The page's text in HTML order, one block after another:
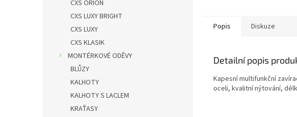
CXS ORION
CXS LUXY BRIGHT
CXS LUXY
CXS KLASIK
MONTÉRKOVÉ ODĚVY
BLŮZY
KALHOTY
KALHOTY S LACLEM
KRAŤASY
Popis Diskuze
Detailní popis
Kapesní multifunkční
oceli, kvalitní nýtování,